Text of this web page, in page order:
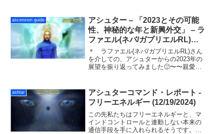
るそうです。支配者達は地球の解放を迫
られています❣️アジア...
ascension guide
アシュター – 「2023とその可能
性、神秘的な年と新興外交」 – ラ
ファエル(ネバ/ガブリエルRL)
(12/30/2022)再掲
＊ ラファエル(ネバ/ガブリエルRL)さん
を介しての、アシュターからの2023年の
展望を振り返ってみました🙂〜〜親愛な
の他の誰とも違って、超越的な荷物を運
ぶ真に神秘的な...
ashtar
アシュターコマンド・レポート -
フリーエネルギー (12/19/2024)
この先私たちはフリーエネルギーと、マ
インドコントロールと連動しない本来の
通信手段を手に入れられるそうです。そ